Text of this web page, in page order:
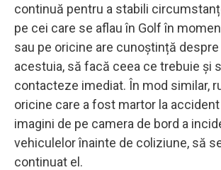
continuă pentru a stabili
pe cei care se aflau în Golf în
sau pe oricine are cunoștință
acestuia, să facă ceea ce trebuie și
contacteze imediat. În mod similar,
oricine care a fost martor la accident
imagini de pe camera de bord a
vehiculelor înainte de coliziune, să
continuat el.